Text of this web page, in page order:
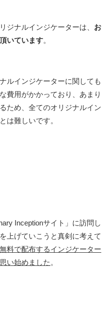
ジナルインジケーターは、 お
いています。
ルインジケーターに関しても
費用がかかっており、あまり
ため、全てのオリジナルイン
は難しいです。
Inceptionサイト」に訪問し
上げていこうと真剣に考えて
無料で配布するインジケーター
い始めました 。